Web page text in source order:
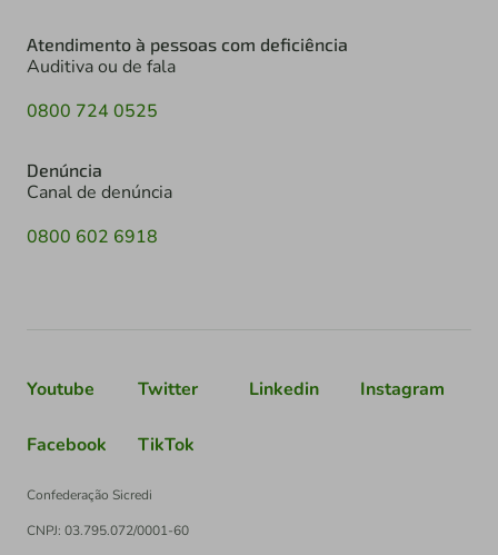
Atendimento à pessoas com deficiência
Auditiva ou de fala
0800 724 0525
Denúncia
Canal de denúncia
0800 602 6918
Youtube Twitter Linkedin Instagram
Facebook TikTok
Confederação Sicredi
CNPJ: 03.795.072/0001-60